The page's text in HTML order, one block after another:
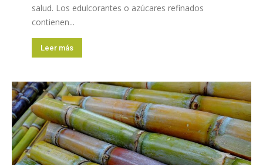
salud. Los edulcorantes o azúcares refinados
contienen...
Leer más